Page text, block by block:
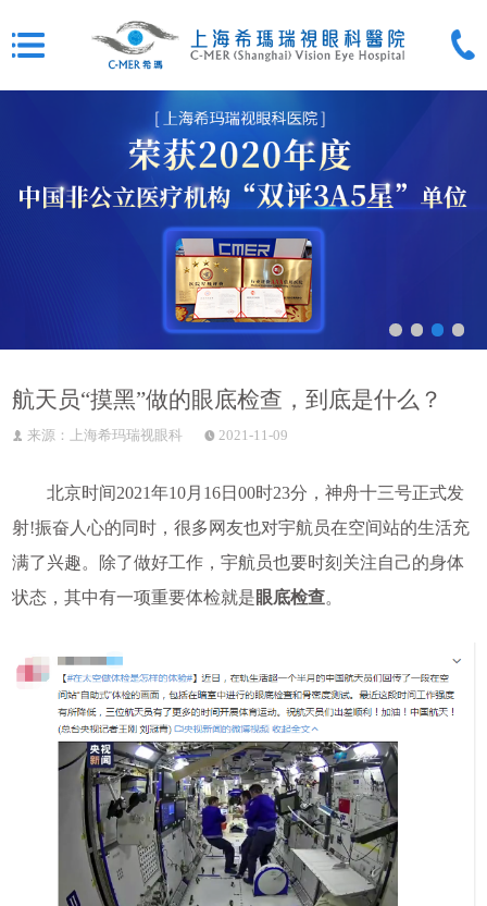
航天员“摸黑”做的眼底检查，到底是什么？
来源：上海希玛瑞视眼科 2021-11-09
北京时间2021年10月16日00时23分，神舟十三号正式发
射!振奋人心的同时，很多网友也对宇航员在空间站的生活充
满了兴趣。除了做好工作，宇航员也要时刻关注自己的身体
状态，其中有一项重要体检就是眼底检查。